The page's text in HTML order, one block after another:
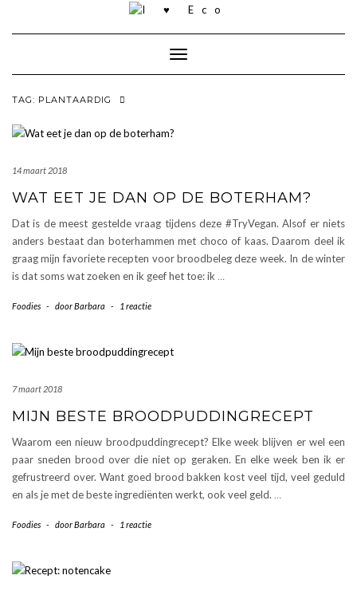
inhoud
Toggle navigatie
TAG: PLANTAARDIG
14 maart 2018
WAT EET JE DAN OP DE BOTERHAM?
Dat is de meest gestelde vraag tijdens deze #TryVegan. Alsof er niets
anders bestaat dan boterhammen met choco of kaas. Daarom deel ik
graag mijn favoriete recepten voor broodbeleg deze week. In de winter
is dat soms wat zoeken en ik geef het toe: ik …
Foodies - doorBarbara - 1 reactie
7 maart 2018
MIJN BESTE BROODPUDDINGRECEPT
Waarom een nieuw broodpuddingrecept? Elke week blijven er wel een
paar sneden brood over die niet op geraken. En elke week ben ik er
gefrustreerd over. Want goed brood bakken kost veel tijd, veel geduld
en als je met de beste ingrediënten werkt, ook veel geld. …
Foodies - doorBarbara - 1 reactie